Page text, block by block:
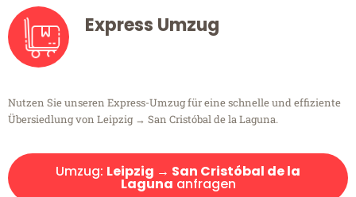
Express Umzug
Nutzen Sie unseren Express-Umzug für eine schnelle und effiziente
Übersiedlung von Leipzig → San Cristóbal de la Laguna.
Umzug: Leipzig → San Cristóbal de la
Laguna anfragen